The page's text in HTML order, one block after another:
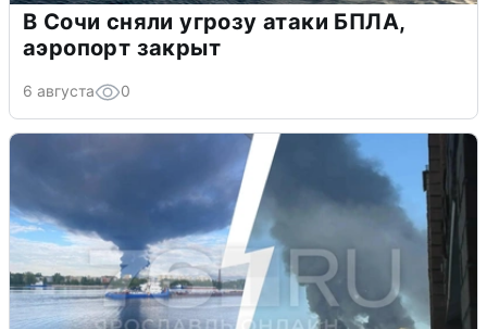
В Сочи сняли угрозу атаки БПЛА,
аэропорт закрыт
6 августа 0